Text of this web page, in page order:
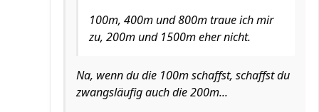
100m, 400m und 800m traue ich mir
zu, 200m und 1500m eher nicht.
Na, wenn du die 100m schaffst, schaffst du
zwangsläufig auch die 200m...